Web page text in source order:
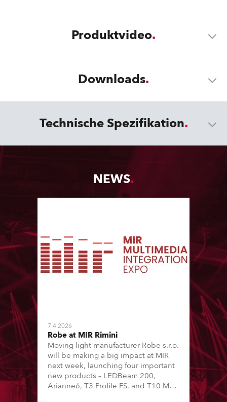
Produktvideo
Downloads
Technische Spezifikation
NEWS
7.4.2026
Robe at MIR Rimini
Moving light manufacturer Robe s.r.o.
will be making a big impact at MIR
next week, launching four important
new products – LEDBeam 200,
Arianne6, T3 Profile FS, and T10 MFS